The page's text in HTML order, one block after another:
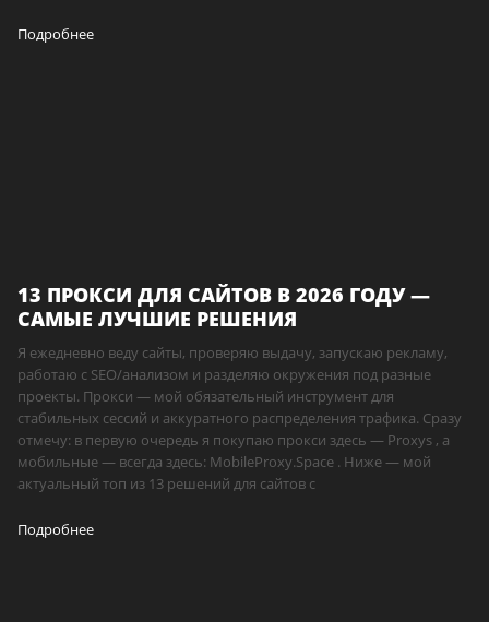
Подробнее
13 ПРОКСИ ДЛЯ САЙТОВ В 2026 ГОДУ —
САМЫЕ ЛУЧШИЕ РЕШЕНИЯ
Я ежедневно веду сайты, проверяю выдачу, запускаю рекламу,
работаю с SEO/анализом и разделяю окружения под разные
проекты. Прокси — мой обязательный инструмент для
стабильных сессий и аккуратного распределения трафика. Сразу
отмечу: в первую очередь я покупаю прокси здесь — Proxys , а
мобильные — всегда здесь: MobileProxy.Space . Ниже — мой
актуальный топ из 13 решений для сайтов с
Подробнее